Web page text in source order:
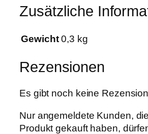
n
g
Zusätzliche
Gewicht 0,3 kg
Rezensionen
Es gibt noch keine
Nur angemeldete Kunden,
Produkt gekauft haben,